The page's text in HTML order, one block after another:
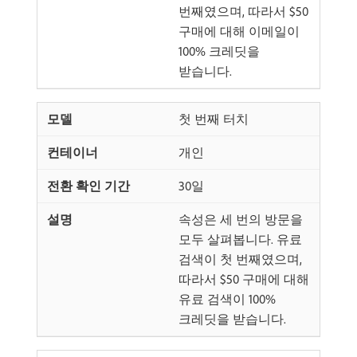
번째였으며, 따라서 $50
구매에 대해 이메일이
100% 크레딧을
받습니다.
첫 번째 터치
개인
30일
속성은 세 번의 방문을
모두 살펴봅니다. 유료
검색이 첫 번째였으며,
따라서 $50 구매에 대해
유료 검색이 100%
크레딧을 받습니다.